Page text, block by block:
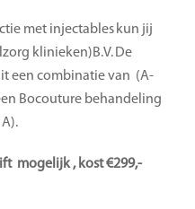
met injectables kun jij
klinieken)B.V. De
een combinatie van (A-
Bocouture behandeling
mogelijk , kost €299,-